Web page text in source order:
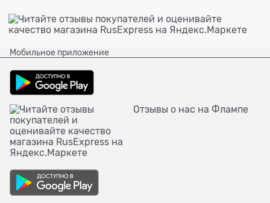
Мобильное приложение
Отзывы о нас на Флампе